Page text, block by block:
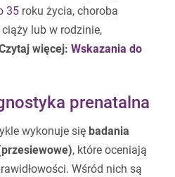
35 roku życia, choroba
lub w rodzinie,
więcej: Wskazania do
prenatalna
wykonuje się badania
, które oceniają
Wśród nich są